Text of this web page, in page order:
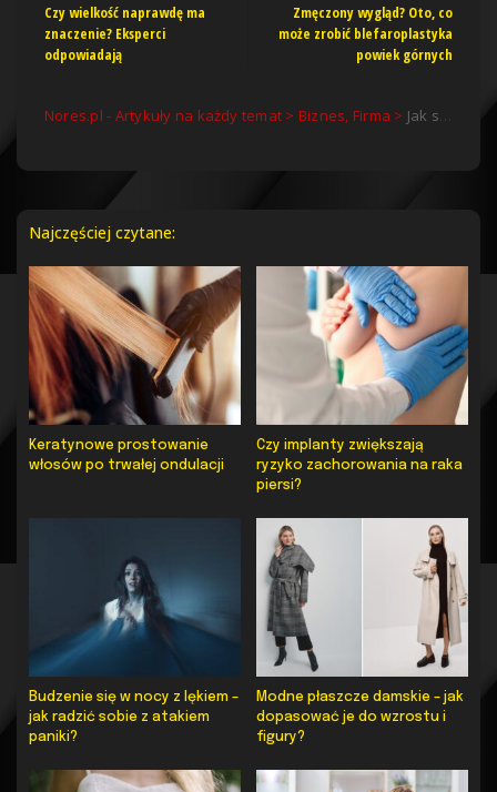
Czy wielkość naprawdę ma
znaczenie? Eksperci
odpowiadają
Zmęczony wygląd? Oto, co
może zrobić blefaroplastyka
powiek górnych
Nores.pl - Artykuły na każdy temat > Biznes, Firma > Jak skutecznie sprzedawać na Amazon? Odkryj tajemnice z Smartbuyers Ltd!
Najczęściej czytane:
Keratynowe prostowanie
włosów po trwałej ondulacji
Czy implanty zwiększają
ryzyko zachorowania na raka
piersi?
Budzenie się w nocy z lękiem –
jak radzić sobie z atakiem
paniki?
Modne płaszcze damskie – jak
dopasować je do wzrostu i
figury?